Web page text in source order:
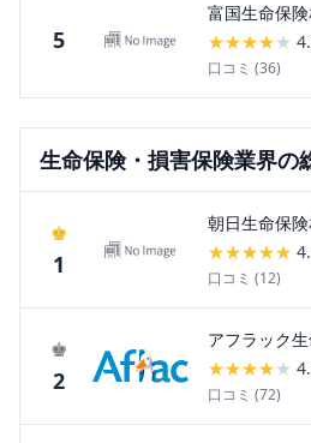
5
富国生命保
★★★★★
口コミ (36)
生命保険・損害保険業界の
♚
1
朝日生命保
★★★★★
口コミ (12)
♚
2
アフラック
★★★★★
口コミ (72)